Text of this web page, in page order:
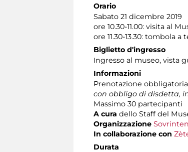
Orario
Sabato 21 dicembre 2019
ore 10.30-11.00: visita al
ore 11.30-13.30: tombola a
Biglietto d'ingresso
Ingresso al museo, vista
Informazioni
Prenotazione
con obbligo di disdetta,
Massimo 30 partecipanti
A cura dello Staff del
Organizzazione
In collaborazione con
Durata